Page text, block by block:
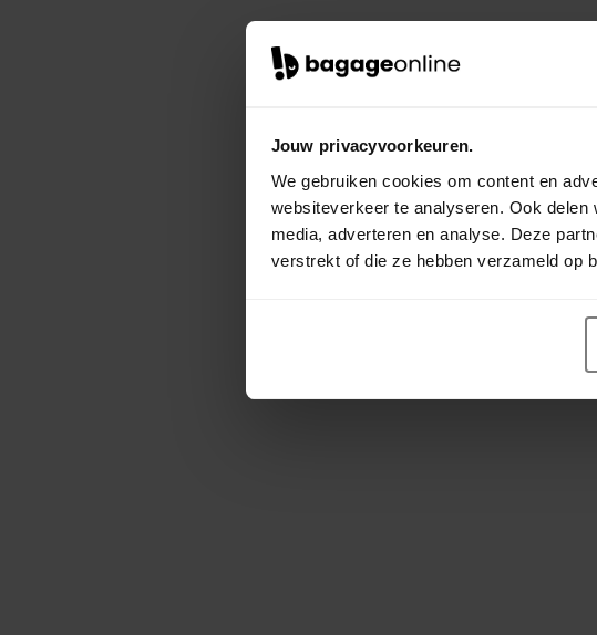
Jouw privacyvoorkeuren.
We gebruiken cookies om content en
websiteverkeer te analyseren. Ook
media, adverteren en analyse. Deze
verstrekt of die ze hebben verzameld op